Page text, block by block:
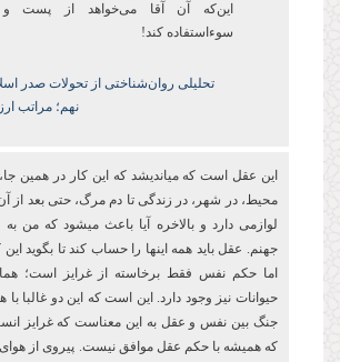
اینکه آن آقا می‌خواهد از پست
سوءاستفاده کند!
تحلیلی روان‌شناختی از تحولات صدر
نهم؛ مراتب
این عقل است که میاندیشد که این کار در همین جا،
محیط، در شهر، در زندگی تا دم مرگ، حتی بعد از
لوازمی دارد و بالاخره آیا باعث میشود که من
جهنم. عقل باید همه اینها را حساب کند تا بگوید این
اما حکم نفس فقط برخاسته از غرایز است؛
حیوانات نیز وجود دارد. این است که این دو غالبا با
جنگ بین نفس و عقل به این معناست که غرایز
که همیشه با حکم عقل موافق نیست. پیروی از